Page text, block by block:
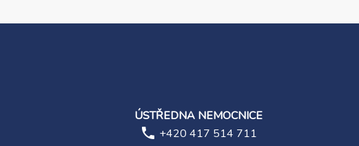
ÚSTŘEDNA NEMOCNICE
phone +420 417 514 711